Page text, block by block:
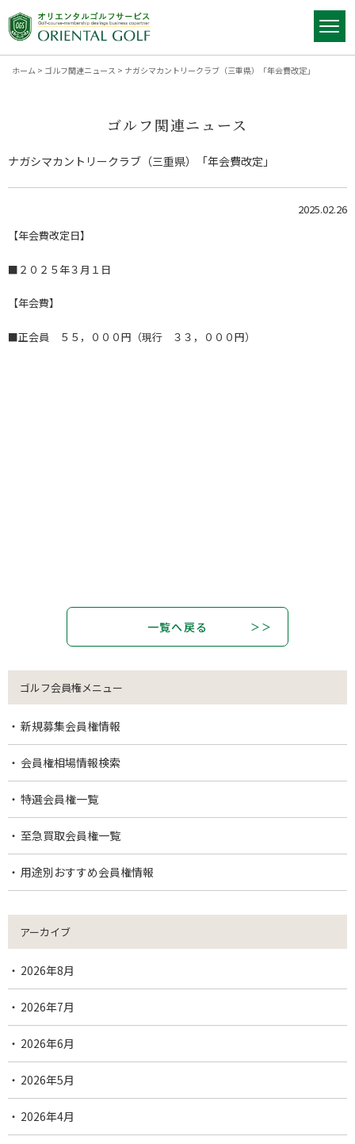
ホーム > ゴルフ関連ニュース > ナガシマカントリークラブ（三重県）「年会費改定」
ゴルフ関連ニュース
ナガシマカントリークラブ（三重県）「年会費改定」
2025.02.26
【年会費改定日】
■２０２５年３月１日
【年会費】
■正会員 ５５，０００円（現行 ３３，０００円）
一覧へ戻る
ゴルフ会員権メニュー
新規募集会員権情報
会員権相場情報検索
特選会員権一覧
至急買取会員権一覧
用途別おすすめ会員権情報
アーカイブ
2026年8月
2026年7月
2026年6月
2026年5月
2026年4月